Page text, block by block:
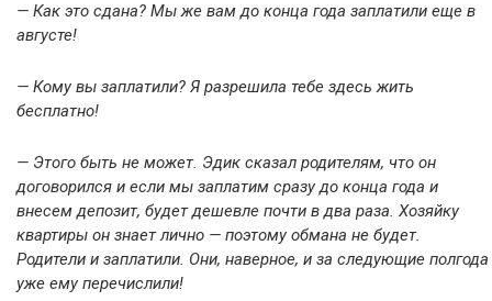
— Как это сдана? Мы же вам до конца года заплатили еще в
августе!
— Кому вы заплатили? Я разрешила тебе здесь жить
бесплатно!
— Этого быть не может. Эдик сказал родителям, что он
договорился и если мы заплатим сразу до конца года и
внесем депозит, будет дешевле почти в два раза. Хозяйку
квартиры он знает лично — поэтому обмана не будет.
Родители и заплатили. Они, наверное, и за следующие полгода
уже ему перечислили!